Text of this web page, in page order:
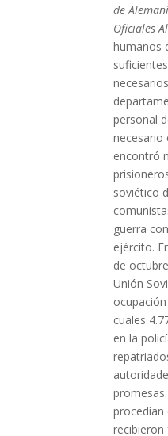
de
Oficiales
humanos
personal
necesario
encontró
soviético
guerra
ejército.
de
Unión
cuales
en la
procedían
recibieron